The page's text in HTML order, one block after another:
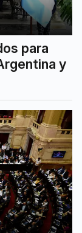
para
y